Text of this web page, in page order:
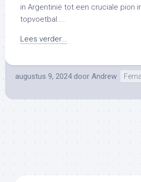
in Argentinië tot een cruciale pion
topvoetbal....
Lees verder...
augustus 9, 2024 door Andrew